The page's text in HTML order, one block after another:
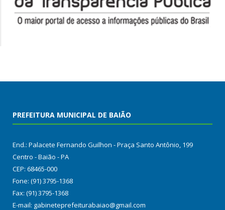
PREFEITURA MUNICIPAL DE BAIÃO
End.: Palacete Fernando Guilhon - Praça Santo Antônio, 199
Centro - Baião - PA
CEP: 68465-000
Fone: (91) 3795-1368
Fax: (91) 3795-1368
E-mail: gabineteprefeiturabaiao@gmail.com